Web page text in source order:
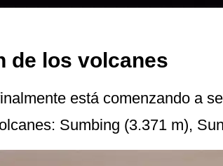
de los volcanes
está comenzando a
Sumbing (3.371 m),